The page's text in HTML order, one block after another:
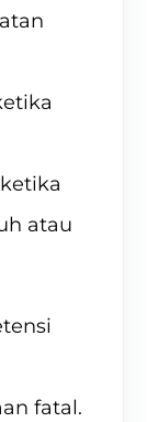
atau
fatal.